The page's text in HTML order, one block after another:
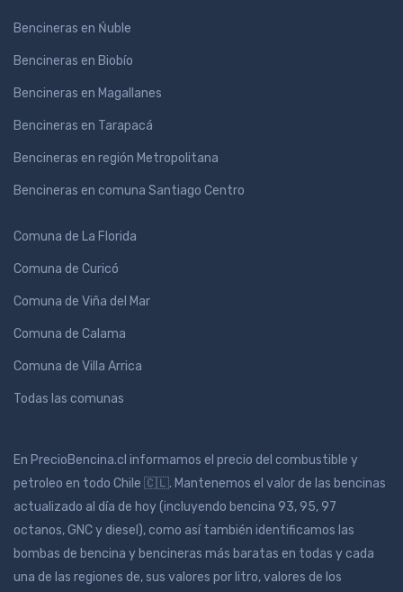
Bencineras en Ńuble
Bencineras en Biobío
Bencineras en Magallanes
Bencineras en Tarapacá
Bencineras en región Metropolitana
Bencineras en comuna Santiago Centro
Comuna de La Florida
Comuna de Curicó
Comuna de Viña del Mar
Comuna de Calama
Comuna de Villa Arrica
Todas las comunas
En PrecioBencina.cl informamos el precio del combustible y
petroleo en todo Chile 🇨🇱. Mantenemos el valor de las bencinas
actualizado al día de hoy (incluyendo bencina 93, 95, 97
octanos, GNC y diesel), como así también identificamos las
bombas de bencina y bencineras más baratas en todas y cada
una de las regiones de, sus valores por litro, valores de los